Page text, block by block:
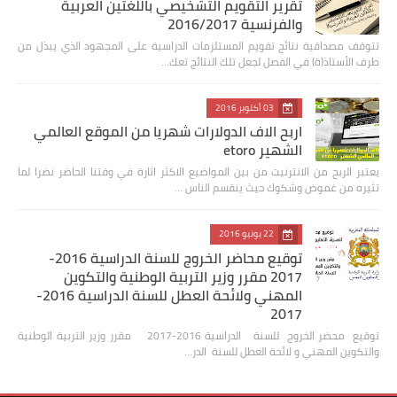
والفرنسية 2016/2017
تتوقف مصداقية نتائج تقويم المستلزمات الدراسية على المجهود الذي يبذل من
طرف الأستاذ(ة) في الفصل لجعل تلك النتائج تعك…
03 أكتوبر 2016
اربح الاف الدولارات شهريا من الموقع العالمي
الشهير etoro
يعتبر الربح من الانترنيت من بين المواضيع الاكثر اثارة في وقتنا الحاضر نضرا لما
تثيره من غموض وشكوك حيث ينقسم الناس …
22 يونيو 2016
توقيع محاضر الخروج للسنة الدراسية 2016-
2017 مقرر وزير التربية الوطنية والتكوين
المهني ولائحة العطل للسنة الدراسية 2016-
2017
توقيع محضر الخروج للسنة الدراسية 2016-2017 مقرر وزير التربية الوطنية
والتكوين المهني و لائحة العطل للسنة الدر…